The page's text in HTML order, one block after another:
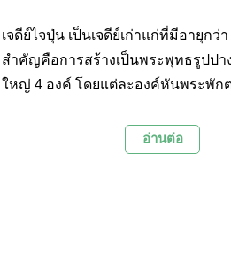
เจดีย์ไจปุ่น เป็นเจดีย์เก่าแก่ที่มีอายุกว่
สำคัญคือการสร้างเป็นพระพุทธรูปปา
ใหญ่ 4 องค์ โดยแต่ละองค์หันพระพัก
เป็นตัวแทนของพระราชธิดาทั้ง 4 องค์
มอญที่อุทิศตนให้กับพุทธศาสนา และเ
อ่านต่อ